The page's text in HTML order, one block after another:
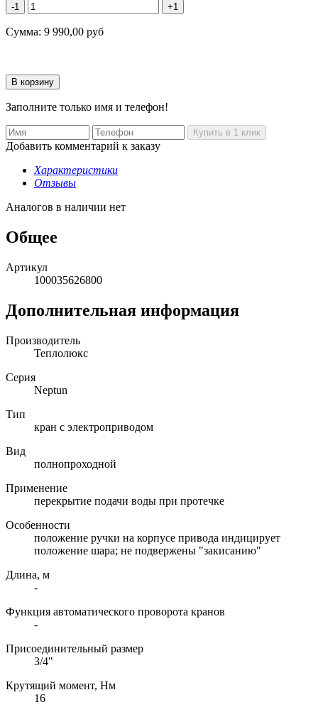
-1 +1
Сумма: 9 990,00 руб
Заполните только имя и телефон!
Добавить комментарий к заказу
Характеристики
Отзывы
Аналогов в наличии нет
Общее
Артикул
100035626800
Дополнительная информация
Производитель
Теплолюкс
Серия
Neptun
Тип
кран с электроприводом
Вид
полнопроходной
Применение
перекрытие подачи воды при протечке
Особенности
положение ручки на корпусе привода индицирует
положение шара; не подвержены "закисанию"
Длина, м
-
Функция автоматического проворота кранов
-
Присоединительный размер
3/4"
Крутящий момент, Нм
16